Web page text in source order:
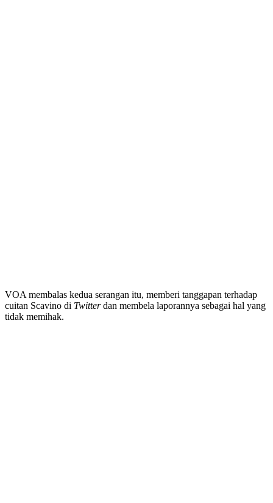
VOA membalas kedua serangan itu, memberi tanggapan terhadap
cuitan Scavino di Twitterdan membela laporannya sebagai hal yang
tidak memihak.